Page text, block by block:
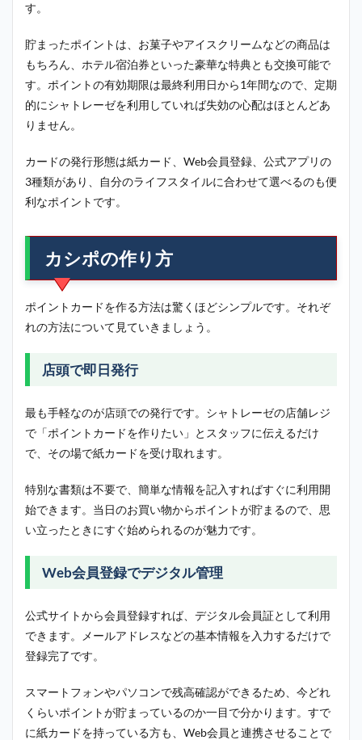
す。
貯まったポイントは、お菓子やアイスクリームなどの商品は
もちろん、ホテル宿泊券といった豪華な特典とも交換可能で
す。ポイントの有効期限は最終利用日から1年間なので、定期
的にシャトレーゼを利用していれば失効の心配はほとんどあ
りません。
カードの発行形態は紙カード、Web会員登録、公式アプリの
3種類があり、自分のライフスタイルに合わせて選べるのも便
利なポイントです。
カシポの作り方
ポイントカードを作る方法は驚くほどシンプルです。それぞ
れの方法について見ていきましょう。
店頭で即日発行
最も手軽なのが店頭での発行です。シャトレーゼの店舗レジ
で「ポイントカードを作りたい」とスタッフに伝えるだけ
で、その場で紙カードを受け取れます。
特別な書類は不要で、簡単な情報を記入すればすぐに利用開
始できます。当日のお買い物からポイントが貯まるので、思
い立ったときにすぐ始められるのが魅力です。
Web会員登録でデジタル管理
公式サイトから会員登録すれば、デジタル会員証として利用
できます。メールアドレスなどの基本情報を入力するだけで
登録完了です。
スマートフォンやパソコンで残高確認ができるため、今どれ
くらいポイントが貯まっているのか一目で分かります。すで
に紙カードを持っている方も、Web会員と連携させることで